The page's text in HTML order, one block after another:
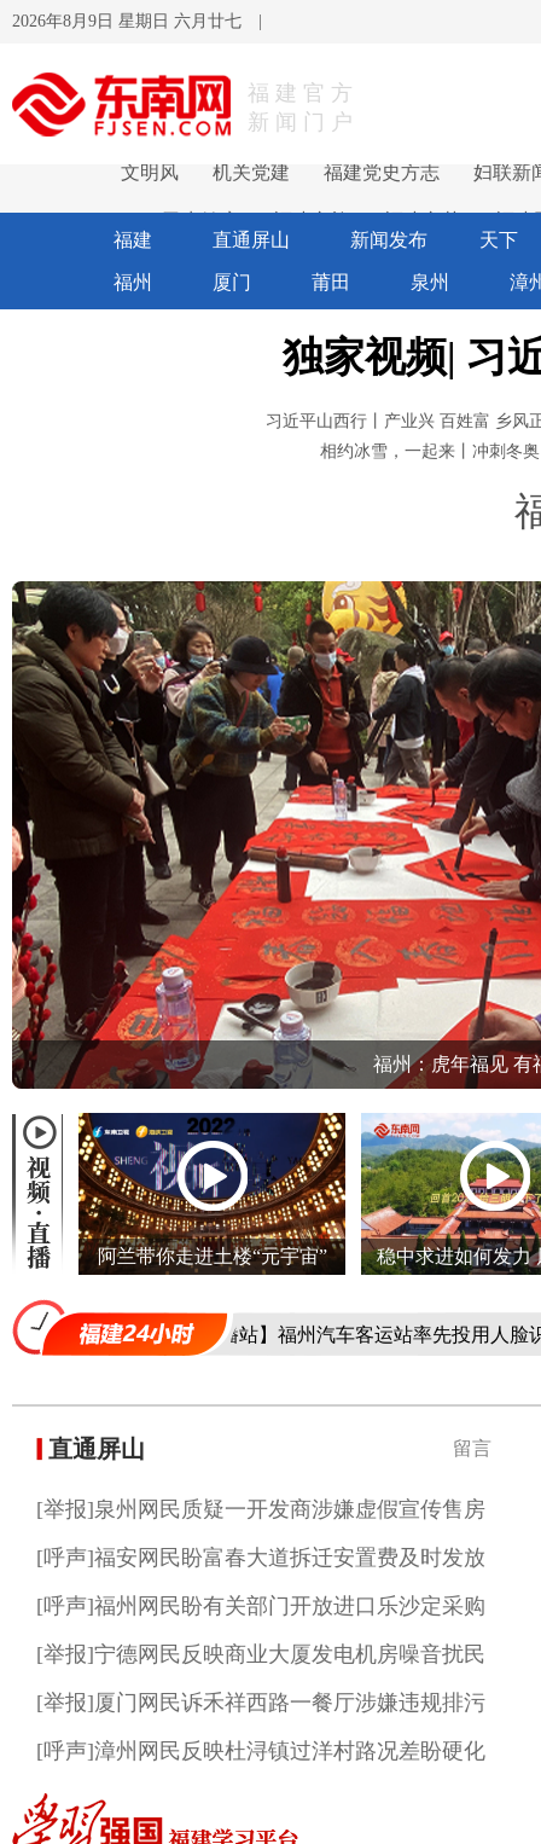
2026年8月9日 星期日 六月廿七
福建官方
新闻门户
文明风 机关党建
卫生健康 福建文旅 福建文艺 福建
福建 直通屏山 新闻发布 天下
福州 厦门 莆田 泉州 漳
独家视频| 习
习近平山西行丨产业兴 百姓富 乡
相约冰雪，一起来丨冲刺冬
福州：虎年福见 有
阿兰带你走进土楼“元宇宙”
稳中求进如何发力
动 【小福广播站】福州汽车客运站率先投用人脸识别防疫
直通屏山 留言
[举报]泉州网民质疑一开发商涉嫌虚假宣传售房
[呼声]福安网民盼富春大道拆迁安置费及时发放
[呼声]福州网民盼有关部门开放进口乐沙定采购
[举报]宁德网民反映商业大厦发电机房噪音扰民
[举报]厦门网民诉禾祥西路一餐厅涉嫌违规排污
[呼声]漳州网民反映杜浔镇过洋村路况差盼硬化